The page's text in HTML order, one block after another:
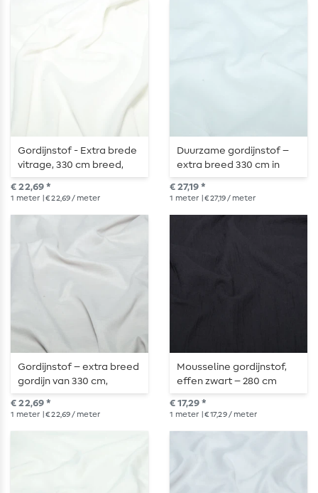
Gordijnstof - Extra brede
vitrage, 330 cm breed,
gevlamd wit
€ 22,69 *
1 meter | € 22,69 / meter
Duurzame gordijnstof –
extra breed 330 cm in
puur wit
€ 27,19 *
1 meter | € 27,19 / meter
Gordijnstof – extra breed
gordijn van 330 cm,
gevlamd in zachtgrijs
€ 22,69 *
1 meter | € 22,69 / meter
Mousseline gordijnstof,
effen zwart – 280 cm
breed
€ 17,29 *
1 meter | € 17,29 / meter